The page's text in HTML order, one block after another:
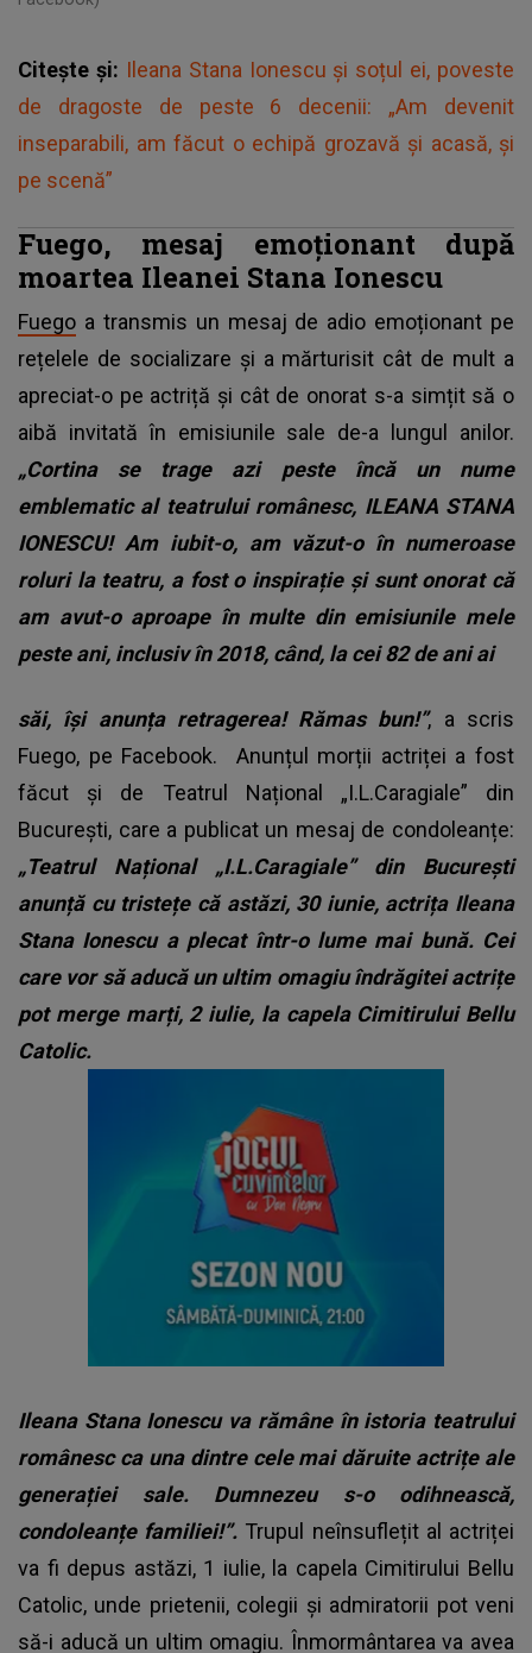
Citește și: Ileana Stana Ionescu și soțul ei, poveste
de dragoste de peste 6 decenii: „Am devenit
inseparabili, am făcut o echipă grozavă și acasă, și
pe scenă”
Fuego, mesaj emoționant după
moartea Ileanei Stana Ionescu
Fuego a transmis un mesaj de adio emoționant pe
rețelele de socializare și a mărturisit cât de mult a
apreciat-o pe actriță și cât de onorat s-a simțit să o
aibă invitată în emisiunile sale de-a lungul anilor.
„Cortina se trage azi peste încă un nume
emblematic al teatrului românesc, ILEANA STANA
IONESCU! Am iubit-o, am văzut-o în numeroase
roluri la teatru, a fost o inspirație și sunt onorat că
am avut-o aproape în multe din emisiunile mele
peste ani, inclusiv în 2018, când, la cei 82 de ani ai
săi, își anunța retragerea! Rămas bun!”, a scris
Fuego, pe Facebook. Anunțul morții actriței a fost
făcut și de Teatrul Național „I.L.Caragiale” din
București, care a publicat un mesaj de condoleanțe:
„Teatrul Național „I.L.Caragiale” din București
anunță cu tristețe că astăzi, 30 iunie, actrița Ileana
Stana Ionescu a plecat într-o lume mai bună. Cei
care vor să aducă un ultim omagiu îndrăgitei actrițe
pot merge marți, 2 iulie, la capela Cimitirului Bellu
Catolic.
Ileana Stana Ionescu va rămâne în istoria teatrului
românesc ca una dintre cele mai dăruite actrițe ale
generației sale. Dumnezeu s-o odihnească,
condoleanțe familiei!”. Trupul neînsuflețit al actriței
va fi depus astăzi, 1 iulie, la capela Cimitirului Bellu
Catolic, unde prietenii, colegii și admiratorii pot veni
să-i aducă un ultim omagiu. Înmormântarea va avea